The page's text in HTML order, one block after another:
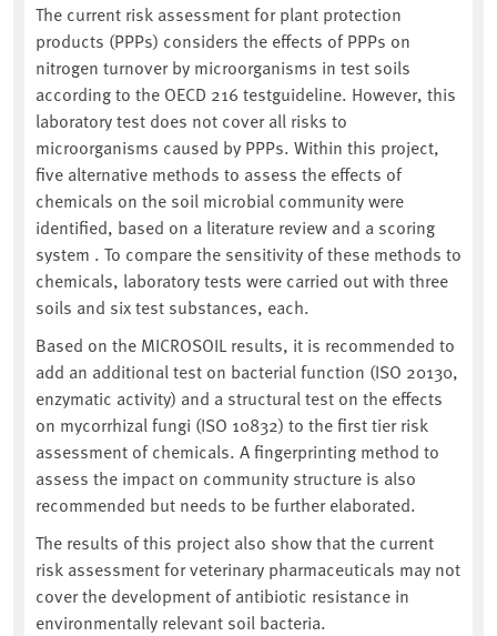
The current risk assessment for plant protection
products (PPPs) considers the effects of PPPs on
nitrogen turnover by microorganisms in test soils
according to the OECD 216 testguideline. However, this
laboratory test does not cover all risks to
microorganisms caused by PPPs. Within this project,
five alternative methods to assess the effects of
chemicals on the soil microbial community were
identified, based on a literature review and a scoring
system . To compare the sensitivity of these methods to
chemicals, laboratory tests were carried out with three
soils and six test substances, each.
Based on the MICROSOIL results, it is recommended to
add an additional test on bacterial function (ISO 20130,
enzymatic activity) and a structural test on the effects
on mycorrhizal fungi (ISO 10832) to the first tier risk
assessment of chemicals. A fingerprinting method to
assess the impact on community structure is also
recommended but needs to be further elaborated.
The results of this project also show that the current
risk assessment for veterinary pharmaceuticals may not
cover the development of antibiotic resistance in
environmentally relevant soil bacteria.